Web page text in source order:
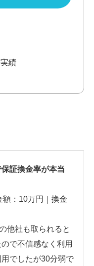
績
証換金率が本当
：10万円｜換金
他社も取られると
で不信感なく利用
でしたが30分弱で